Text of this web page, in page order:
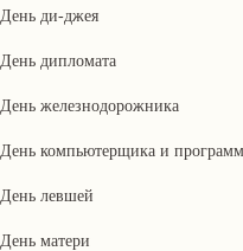
День ди-джея
День дипломата
День железнодорожника
День компьютерщика и
День левшей
День матери